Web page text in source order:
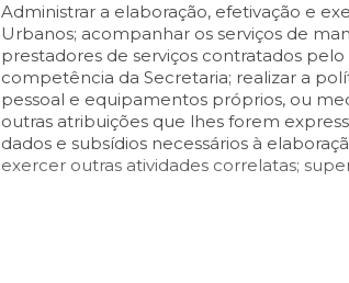
Administrar a elaboração, efetivação e
Urbanos; acompanhar os serviços de
prestadores de serviços contratados
competência da Secretaria; realizar a
pessoal e equipamentos próprios, ou
outras atribuições que lhes forem
dados e subsídios necessários à
exercer outras atividades correlatas;